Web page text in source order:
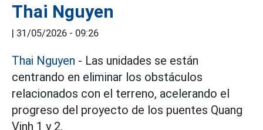
Thai Nguyen
| 31/05/2026 - 09:26
Thai Nguyen - Las unidades se están
centrando en eliminar los obstáculos
relacionados con el terreno, acelerando el
progreso del proyecto de los puentes Quang
Vinh 1 y 2.